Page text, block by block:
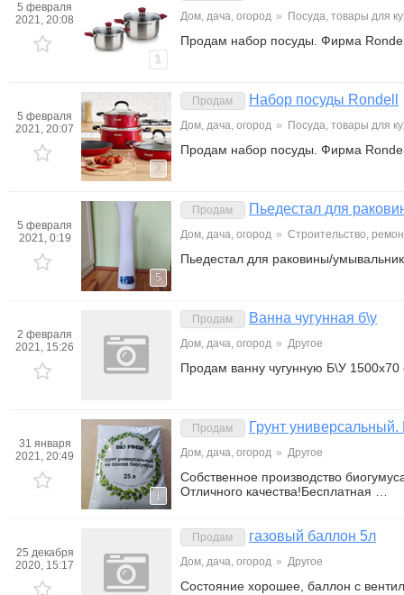
5 февраля
2021, 20:08
1
Дом, дача, огород » Посуда, товары для
Продам набор посуды. Фирма
5 февраля
2021, 20:07
2
Продам Набор посуды Rondell
Дом, дача, огород » Посуда, товары для
Продам набор посуды. Фирма
5 февраля
2021, 0:19
5
Продам Пьедестал для
Дом, дача, огород » Строительство,
Пьедестал для раковины/
2 февраля
2021, 15:26
Продам Ванна чугунная б\у
Дом, дача, огород » Другое
Продам ванну чугунную Б\У
31 января
2021, 20:49
1
Продам Грунт универсальный.
Дом, дача, огород » Другое
Собственное производство
Отличного качества!Бесплатная …
25 декабря
2020, 15:17
Продам газовый баллон 5л
Дом, дача, огород » Другое
Состояние хорошее, баллон с